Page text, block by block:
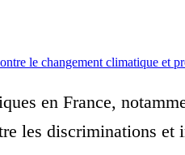
le changement climatique et
en France,
les discriminations et